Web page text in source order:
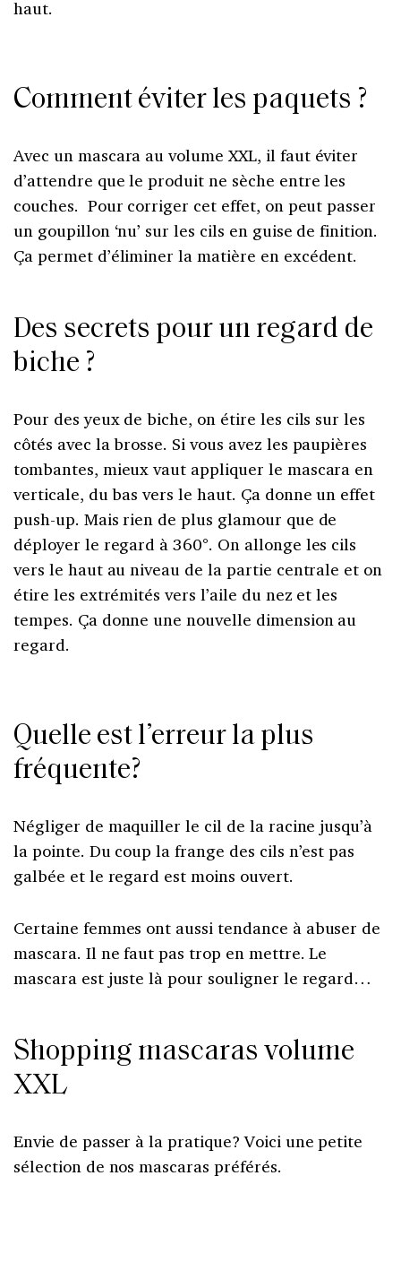
haut.
Comment éviter les paquets ?
Avec un mascara au volume XXL, il faut éviter
d’attendre que le produit ne sèche entre les
couches. Pour corriger cet effet, on peut passer
un goupillon ‘nu’ sur les cils en guise de finition.
Ça permet d’éliminer la matière en excédent.
Des secrets pour un regard de
biche ?
Pour des yeux de biche, on étire les cils sur les
côtés avec la brosse. Si vous avez les paupières
tombantes, mieux vaut appliquer le mascara en
verticale, du bas vers le haut. Ça donne un effet
push-up. Mais rien de plus glamour que de
déployer le regard à 360°. On allonge les cils
vers le haut au niveau de la partie centrale et on
étire les extrémités vers l’aile du nez et les
tempes. Ça donne une nouvelle dimension au
regard.
Quelle est l’erreur la plus
fréquente?
Négliger de maquiller le cil de la racine jusqu’à
la pointe. Du coup la frange des cils n’est pas
galbée et le regard est moins ouvert.
Certaine femmes ont aussi tendance à abuser de
mascara. Il ne faut pas trop en mettre. Le
mascara est juste là pour souligner le regard…
Shopping mascaras volume
XXL
Envie de passer à la pratique? Voici une petite
sélection de nos mascaras préférés.